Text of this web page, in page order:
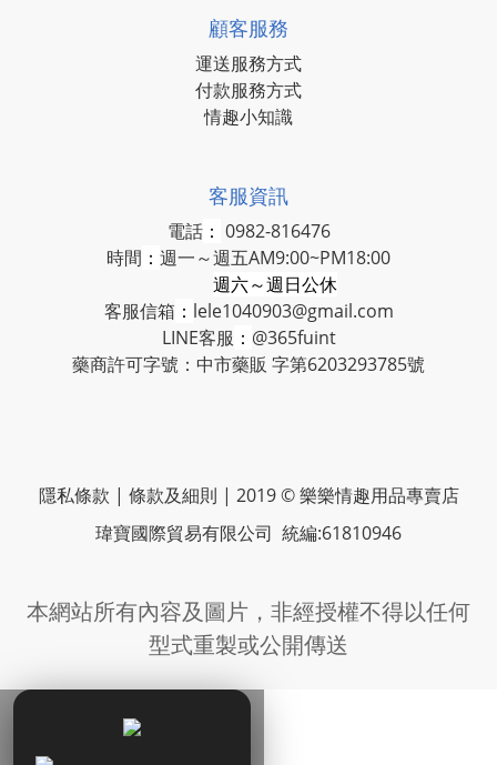
顧客服務
運送服務方式
付款服務方式
情趣小知識
客服資訊
電話： 0982-816476
時間 ： 週一～週五AM9:00~PM18:00
週六～週日公休
客服信箱 ： lele1040903@gmail.com
LINE客服 ： @365fuint
藥商許可字號：中市藥販 字第6203293785號
隱私條款 | 條款及細則 | 2019 © 樂樂情趣用品專賣店
瑋寶國際貿易有限公司 統編:61810946
本網站所有內容及圖片，非經授權不得以任何
型式重製或公開傳送